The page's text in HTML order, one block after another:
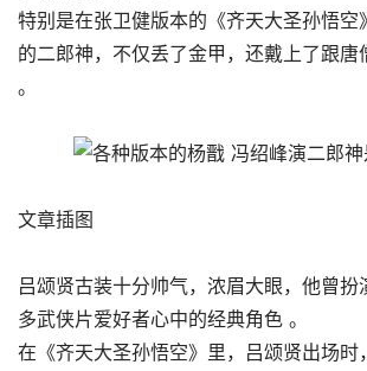
特别是在张卫健版本的《齐天大圣孙悟空
的二郎神，不仅丢了金甲，还戴上了跟唐
。
文章插图
吕颂贤古装十分帅气，浓眉大眼，他曾扮
多武侠片爱好者心中的经典角色 。
在《齐天大圣孙悟空》里，吕颂贤出场时